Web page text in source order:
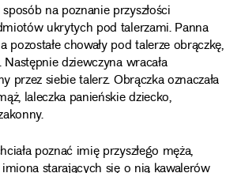
na poznanie przyszłości
ukrytych pod talerzami. Panna
pozostałe chowały pod talerze obrączkę,
dziewczyna wracała
przez siebie talerz. Obrączka oznaczała
laleczka panieńskie dziecko,
poznać imię przyszłego męża,